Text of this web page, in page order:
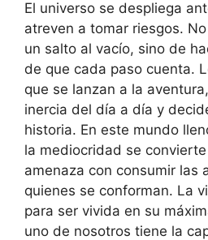
El universo se despliega
atreven a tomar riesgos.
un salto al vacío, sino de
de que cada paso cuenta.
que se lanzan a la
inercia del día a día y
historia. En este mundo
la mediocridad se
amenaza con consumir las
quienes se conforman. La
para ser vivida en su
uno de nosotros tiene la